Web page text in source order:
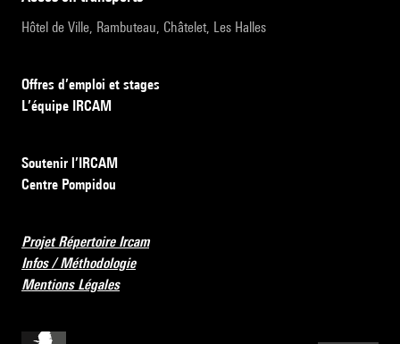
Hôtel de Ville, Rambuteau, Châtelet, Les Halles
Offres d’emploi et stages
L’équipe IRCAM
Soutenir l’IRCAM
Centre Pompidou
Projet Répertoire Ircam
Infos / Méthodologie
Mentions Légales